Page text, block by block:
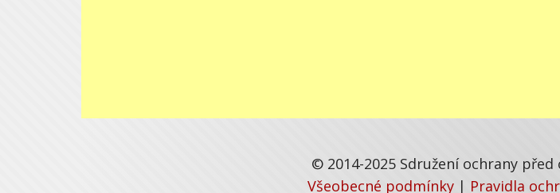
© 2014-2025 Sdružení ochrany
Všeobecné podmínky | Pravidla